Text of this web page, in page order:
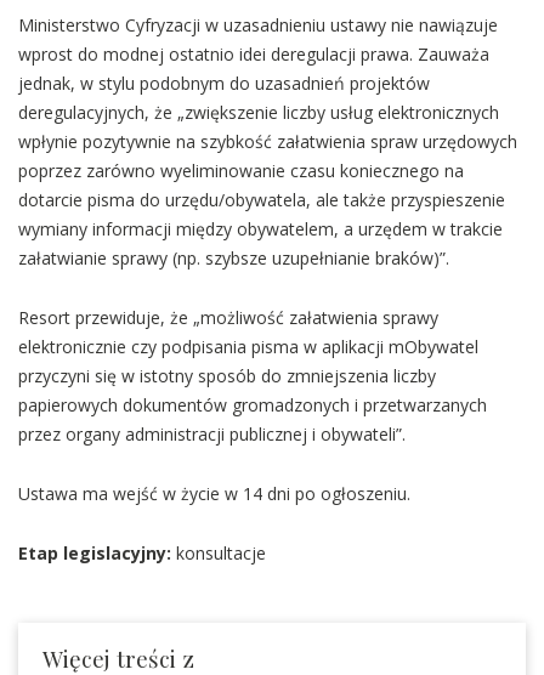
Ministerstwo Cyfryzacji w uzasadnieniu ustawy nie nawiązuje
wprost do modnej ostatnio idei deregulacji prawa. Zauważa
jednak, w stylu podobnym do uzasadnień projektów
deregulacyjnych, że „zwiększenie liczby usług elektronicznych
wpłynie pozytywnie na szybkość załatwienia spraw urzędowych
poprzez zarówno wyeliminowanie czasu koniecznego na
dotarcie pisma do urzędu/obywatela, ale także przyspieszenie
wymiany informacji między obywatelem, a urzędem w trakcie
załatwianie sprawy (np. szybsze uzupełnianie braków)”.
Resort przewiduje, że „możliwość załatwienia sprawy
elektronicznie czy podpisania pisma w aplikacji mObywatel
przyczyni się w istotny sposób do zmniejszenia liczby
papierowych dokumentów gromadzonych i przetwarzanych
przez organy administracji publicznej i obywateli”.
Ustawa ma wejść w życie w 14 dni po ogłoszeniu.
Etap legislacyjny: konsultacje
Więcej treści z